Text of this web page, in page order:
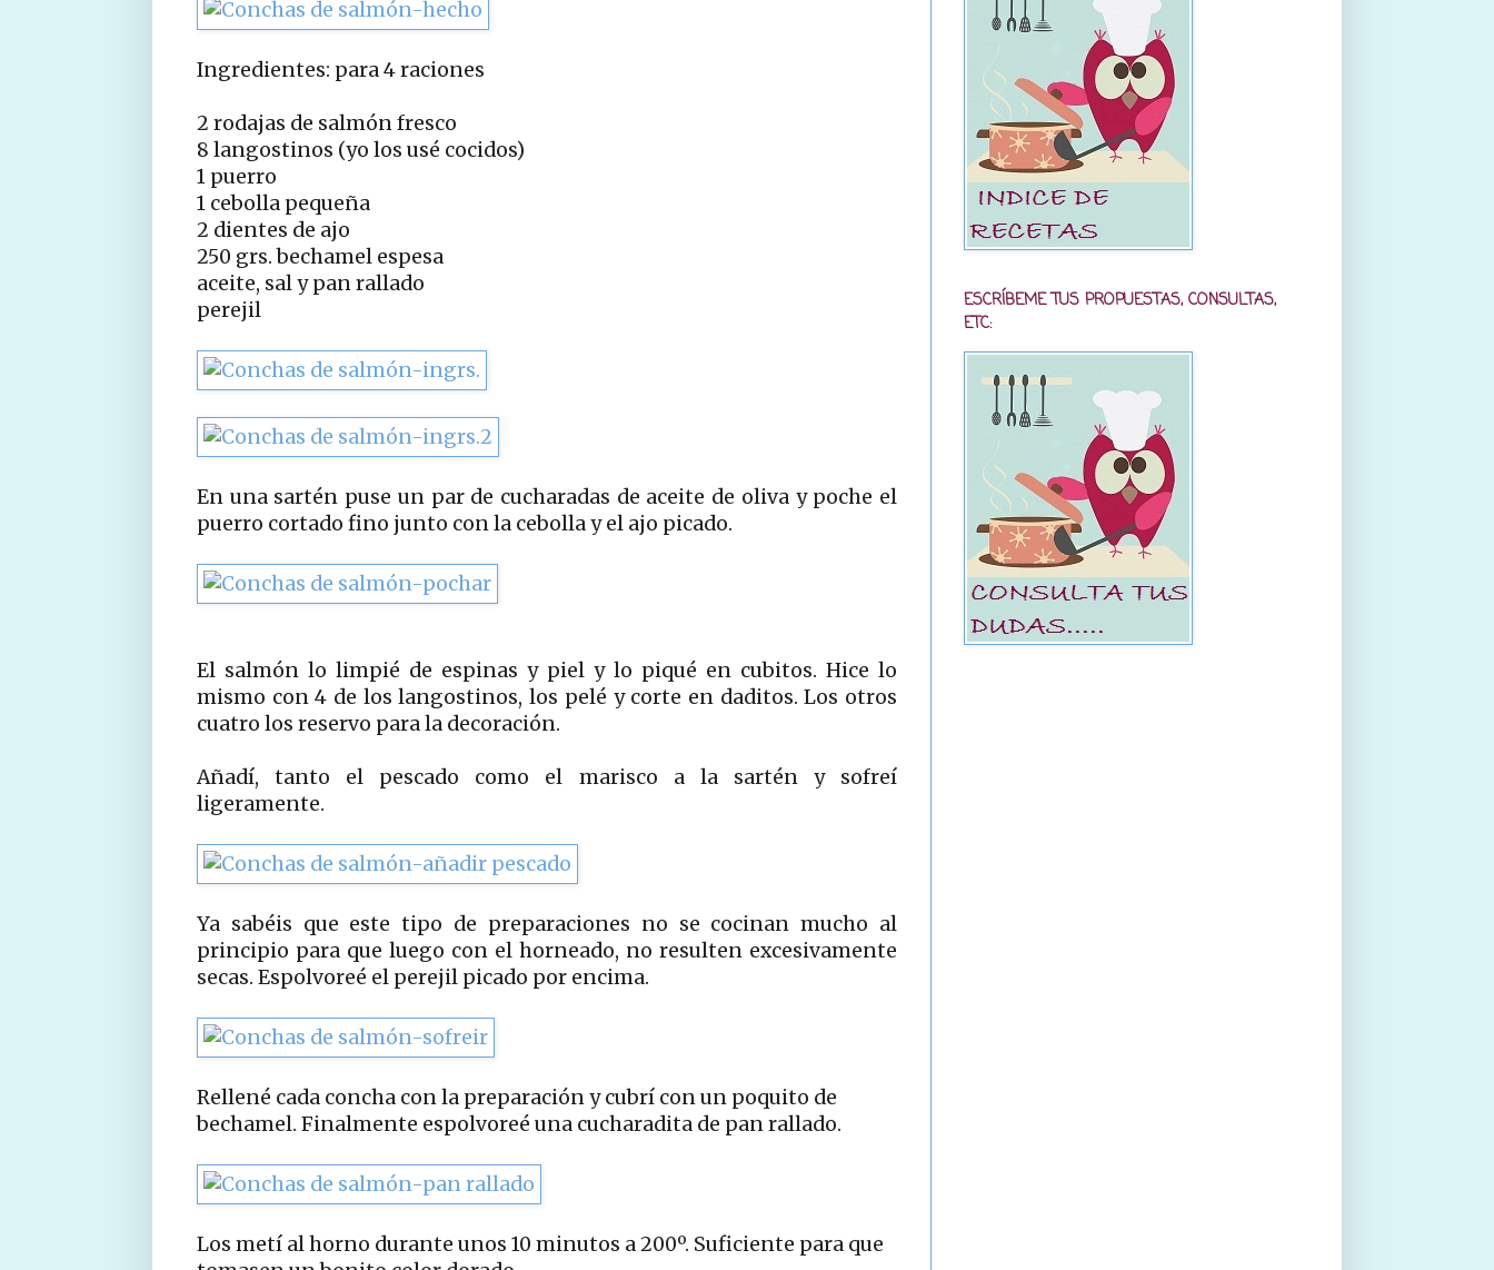
Ingredientes: para 4 raciones
2 rodajas de salmón fresco
8 langostinos (yo los usé cocidos)
1 puerro
1 cebolla pequeña
2 dientes de ajo
250 grs. bechamel espesa
aceite, sal y pan rallado
perejil
En una sartén puse un par de cucharadas de aceite de oliva y poche el
puerro cortado fino junto con la cebolla y el ajo picado.
El salmón lo limpié de espinas y piel y lo piqué en cubitos. Hice lo
mismo con 4 de los langostinos, los pelé y corte en daditos. Los otros
cuatro los reservo para la decoración.
Añadí, tanto el pescado como el marisco a la sartén y sofreí
ligeramente.
Ya sabéis que este tipo de preparaciones no se cocinan mucho al
principio para que luego con el horneado, no resulten excesivamente
secas. Espolvoreé el perejil picado por encima.
Rellené cada concha con la preparación y cubrí con un poquito de
bechamel. Finalmente espolvoreé una cucharadita de pan rallado.
Los metí al horno durante unos 10 minutos a 200º. Suficiente para que
ESCRÍBEME TUS PROPUESTAS, CONSULTAS,
ETC: